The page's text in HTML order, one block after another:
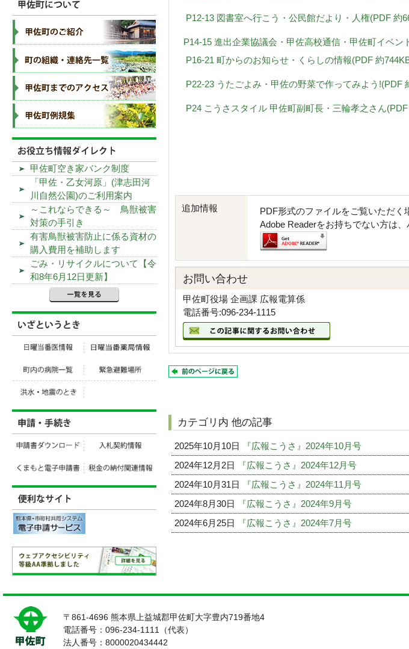
P12-13 図書室へ行こう・公民館だより・人権(PDF 約
P14-15 進出企業協議会・甲佐高校通信・甲佐町イベン
P16-21 町からのお知らせ・くらしの情報(PDF 約
P22-23 うたごよみ・甲佐の野菜で作ってみよう!(PDF
P24 こうさスタイル 甲佐町副町長・三輪孝之さん
追加情報
PDF形式のファイルをご覧いただく
Adobe Readerをお持ちでない方は
お問い合わせ
甲佐町役場 企画課 広報電算係
電話番号:096-234-1115
カテゴリ内 他の記事
2025年10月10日
『広報こうさ』2024年10月号
2024年12月2日
『広報こうさ』2024年12月号
2024年10月31日
『広報こうさ』2024年11月号
2024年8月30日
『広報こうさ』2024年9月号
2024年6月25日
『広報こうさ』2024年7月号
甲佐町空き家バンク制度
「甲佐・乙女河原」(津志田河
川自然公園)のご利用案内
～これならできる～ 鳥獣被害
対策の手引き
有害鳥獣被害防止に係る資材の
購入費用を補助します
ごみ・リサイクルについて【令
和8年6月12日更新】
〒861-4696 熊本県上益城郡甲佐町大字豊内719番地4
電話番号：096-234-1111（代表）
法人番号：8000020434442